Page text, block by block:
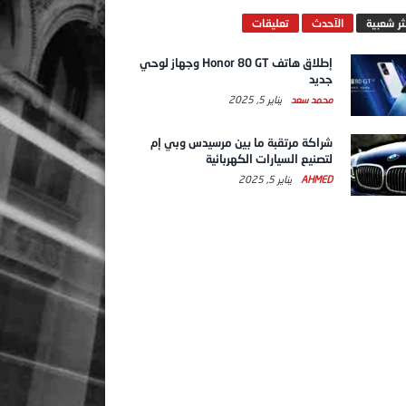
شعبية الآحدث تعليقات
إطلاق هاتف Honor 80 GT وجهاز لوحي
جديد
محمد سعد يناير 5, 2025
شراكة مرتقبة ما بين مرسيدس وبي إم
لتصنيع السيارات الكهربائية
AHMED يناير 5, 2025